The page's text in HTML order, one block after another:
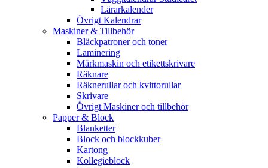
Lärarkalender
Övrigt Kalendrar
Maskiner & Tillbehör
Bläckpatroner och toner
Laminering
Märkmaskin och etikettskrivare
Räknare
Räknerullar och kvittorullar
Skrivare
Övrigt Maskiner och tillbehör
Papper & Block
Blanketter
Block och blockkuber
Kartong
Kollegieblock